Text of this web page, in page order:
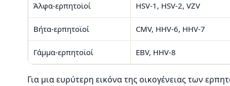
Άλφα-ερπητοϊοί HSV-1, HSV-2, VZV
Βήτα-ερπητοϊοί CMV, HHV-6, HHV-7
Γάμμα-ερπητοϊοί EBV, HHV-8
Για μια ευρύτερη εικόνα της οικογένειας των